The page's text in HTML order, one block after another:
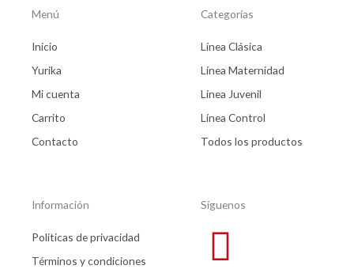
Menú
Inicio
Yurika
Mi cuenta
Carrito
Contacto
Categorías
Línea Clásica
Línea Maternidad
Línea Juvenil
Línea Control
Todos los productos
Información
Políticas de privacidad
Términos y condiciones
Síguenos